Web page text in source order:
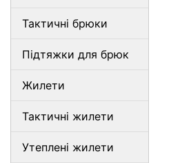
Тактичні брюки
Підтяжки для брюк
Жилети
Тактичні жилети
Утеплені жилети